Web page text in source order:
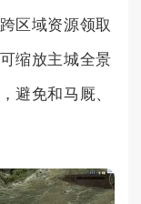
区域资源领取
缩放主城全景
避免和马厩、